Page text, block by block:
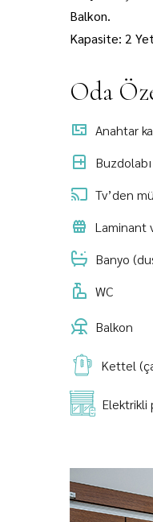
Balkon.
Kapasite: 2
Oda
Anahtar
Buzdolabı
Tv’den
Laminant
Banyo
WC
Balkon
Kettel
Elektrikli